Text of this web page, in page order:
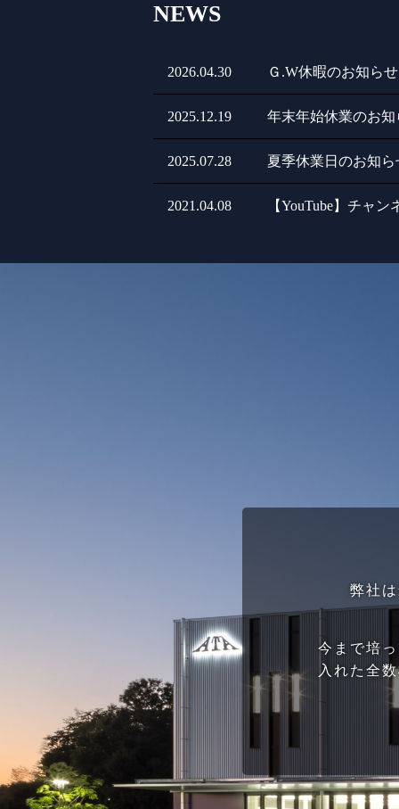
NEWS
2026.04.30 Ｇ.W休暇のお知らせ
2025.12.19 年末年始休業のお知
2025.07.28 夏季休業日のお知ら
2021.04.08 【YouTube】チャ
弊社
今まで培
入れた全